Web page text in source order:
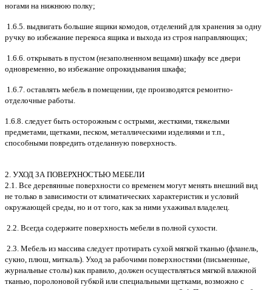
ногами на нижнюю полку;
1.6.5. выдвигать большие ящики комодов, отделений для хранения за одну
ручку во избежание перекоса ящика и выхода из строя направляющих;
1.6.6. открывать в пустом (незаполненном вещами) шкафу все двери
одновременно, во избежание опрокидывания шкафа;
1.6.7. оставлять мебель в помещении, где производятся ремонтно-
отделочные работы.
1.6.8. следует быть осторожным с острыми, жесткими, тяжелыми
предметами, щетками, песком, металлическими изделиями и т.п.,
способными повредить отделанную поверхность.
2. УХОД ЗА ПОВЕРХНОСТЬЮ МЕБЕЛИ
2.1. Все деревянные поверхности со временем могут менять внешний вид
не только в зависимости от климатических характеристик и условий
окружающей среды, но и от того, как за ними ухаживал владелец.
2.2. Всегда содержите поверхность мебели в полной сухости.
2.3. Мебель из массива следует протирать сухой мягкой тканью (фланель,
сукно, плюш, миткаль). Уход за рабочими поверхностями (письменные,
журнальные столы) как правило, должен осуществляться мягкой влажной
тканью, поролоновой губкой или специальными щетками, возможно с